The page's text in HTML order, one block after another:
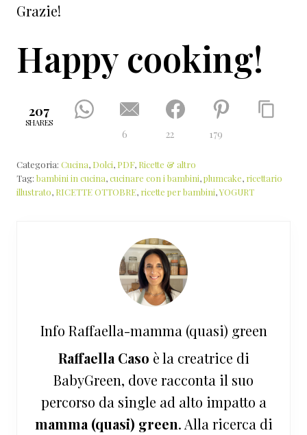
Grazie!
Happy cooking!
207
SHARES
6 22 179
Categoria: Cucina, Dolci, PDF, Ricette & altro
Tag: bambini in cucina,cucinare con i bambini,plumcake, ricettario
illustrato, RICETTE OTTOBRE, ricette per bambini,YOGURT
Info Raffaella-mamma (quasi) green
Raffaella Caso è la creatrice di
BabyGreen, dove racconta il suo
percorso da single ad alto impatto a
mamma (quasi) green. Alla ricerca di